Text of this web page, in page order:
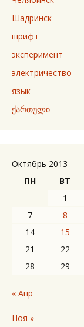
Шадринск
шрифт
эксперимент
электричество
язык
ქართული
Октябрь 2013
ПН
ВТ
1
7
8
14
15
21
22
28
29
« Апр
Ноя »